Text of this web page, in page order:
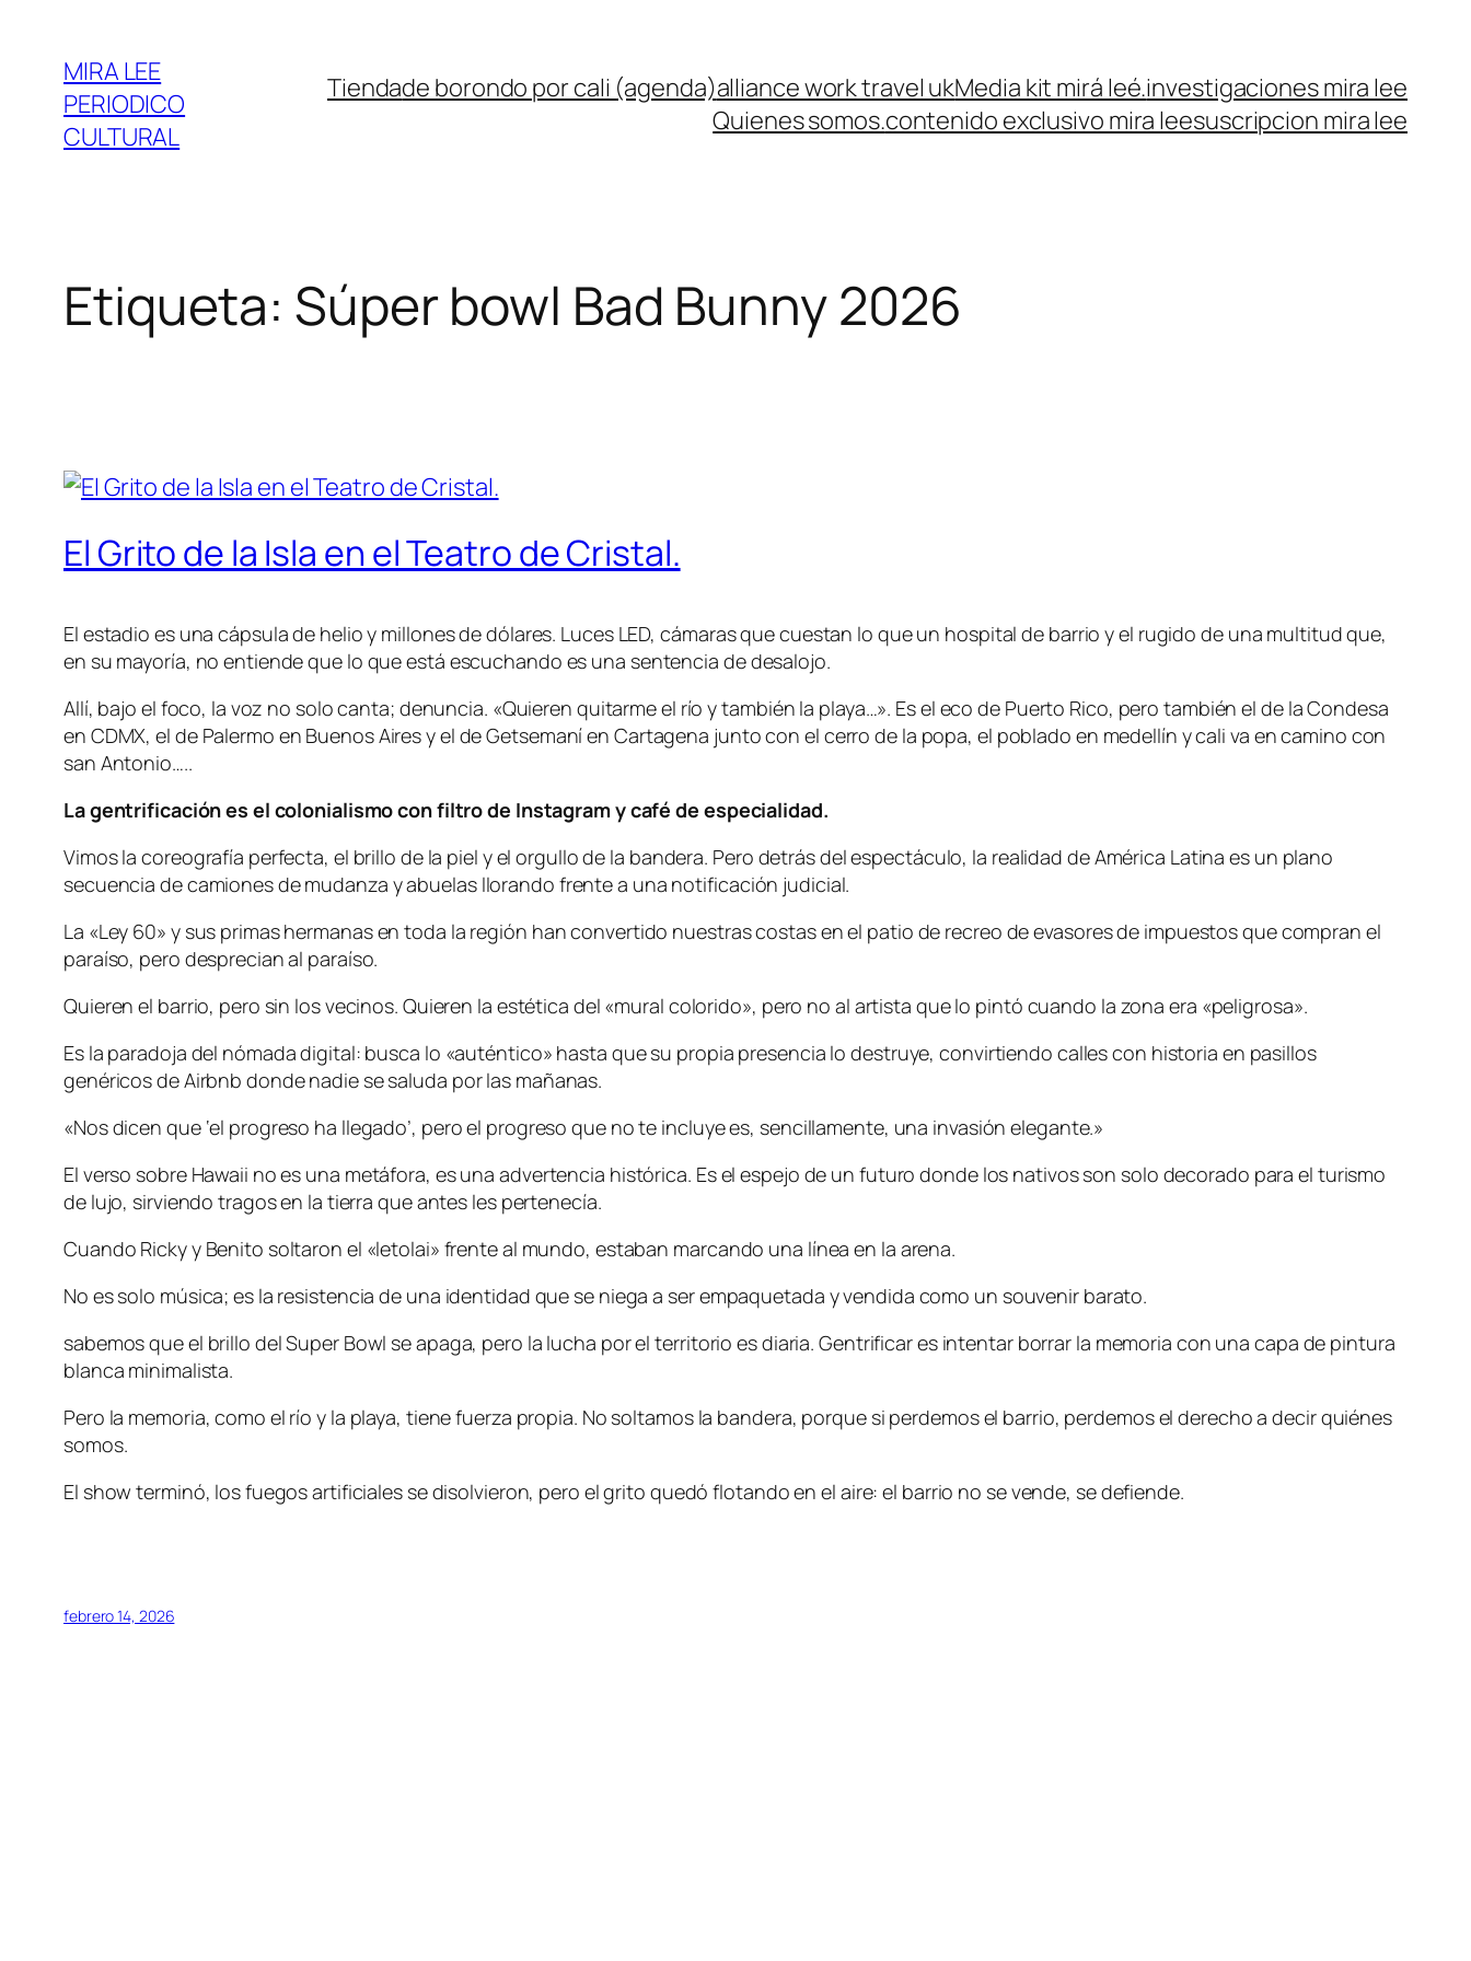
contenido
MIRA LEE
PERIODICO
CULTURAL
Tiendade borondo por cali (agenda)alliance work travel ukMedia kit mirá leé.investigaciones mira lee
Quienes somos.contenido exclusivo mira leesuscripcion mira lee
Etiqueta: Súper bowl Bad Bunny 2026
El Grito de la Isla en el Teatro de Cristal.
El estadio es una cápsula de helio y millones de dólares. Luces LED, cámaras que cuestan lo que un hospital de barrio y el rugido de una multitud que,
en su mayoría, no entiende que lo que está escuchando es una sentencia de desalojo.
Allí, bajo el foco, la voz no solo canta; denuncia. «Quieren quitarme el río y también la playa…». Es el eco de Puerto Rico, pero también el de la Condesa
en CDMX, el de Palermo en Buenos Aires y el de Getsemaní en Cartagena junto con el cerro de la popa, el poblado en medellín y cali va en camino con
san Antonio…..
La gentrificación es el colonialismo con filtro de Instagram y café de especialidad.
Vimos la coreografía perfecta, el brillo de la piel y el orgullo de la bandera. Pero detrás del espectáculo, la realidad de América Latina es un plano
secuencia de camiones de mudanza y abuelas llorando frente a una notificación judicial.
La «Ley 60» y sus primas hermanas en toda la región han convertido nuestras costas en el patio de recreo de evasores de impuestos que compran el
paraíso, pero desprecian al paraíso.
Quieren el barrio, pero sin los vecinos. Quieren la estética del «mural colorido», pero no al artista que lo pintó cuando la zona era «peligrosa».
Es la paradoja del nómada digital: busca lo «auténtico» hasta que su propia presencia lo destruye, convirtiendo calles con historia en pasillos
genéricos de Airbnb donde nadie se saluda por las mañanas.
«Nos dicen que ‘el progreso ha llegado’, pero el progreso que no te incluye es, sencillamente, una invasión elegante.»
El verso sobre Hawaii no es una metáfora, es una advertencia histórica. Es el espejo de un futuro donde los nativos son solo decorado para el turismo
de lujo, sirviendo tragos en la tierra que antes les pertenecía.
Cuando Ricky y Benito soltaron el «letolai» frente al mundo, estaban marcando una línea en la arena.
No es solo música; es la resistencia de una identidad que se niega a ser empaquetada y vendida como un souvenir barato.
sabemos que el brillo del Super Bowl se apaga, pero la lucha por el territorio es diaria. Gentrificar es intentar borrar la memoria con una capa de pintura
blanca minimalista.
Pero la memoria, como el río y la playa, tiene fuerza propia. No soltamos la bandera, porque si perdemos el barrio, perdemos el derecho a decir quiénes
somos.
El show terminó, los fuegos artificiales se disolvieron, pero el grito quedó flotando en el aire: el barrio no se vende, se defiende.
febrero 14, 2026